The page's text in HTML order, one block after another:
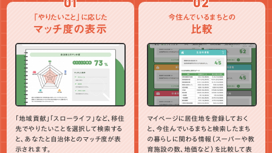
「やりたいこと」に応じた
マッチ度の表示
「地域貢献」「スローライフ」など、移住
先でやりたいことを選択して検索する
と、あなたと自治体とのマッチ度が表
示されます。
今住んでいるまちとの
比較
マイページに居住地を登録しておく
と、今住んでいるまちと検索したまち
の暮らしに関わる情報（スーパーや教
育施設の数、地価など）を比較して表